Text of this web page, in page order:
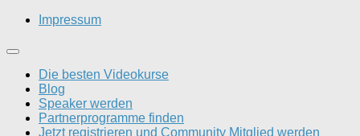
Impressum
Die besten Videokurse
Blog
Speaker werden
Partnerprogramme finden
Jetzt registrieren und Community Mitglied werden